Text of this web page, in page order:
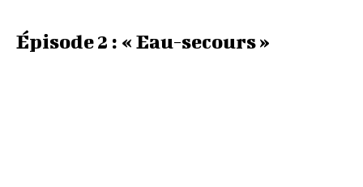
Épisode 2 : « Eau-secours »